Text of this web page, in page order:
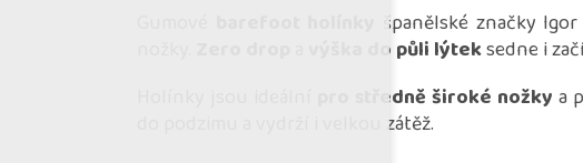
španělské značky
výška do půli lýteksedne i
pro středně široké nožky a
do podzimu a vydrží i velkou zátěž.